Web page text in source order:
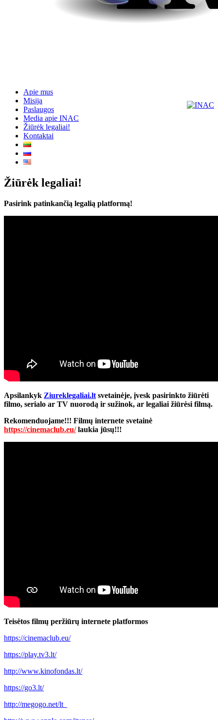
Apie mus
Misija
Paslaugos
Media apie INAC
Žiūrėk legaliai!
Kontaktai
Žiūrėk legaliai!
Pasirink patinkančią legalią platformą!
Apsilankyk Ziureklegaliai.lt svetainėje, įvesk pasirinkto žiūrėti
filmo, serialo ar TV nuorodą ir sužinok, ar legaliai žiūrėsi filmą.
Rekomenduojame!!! Filmų internete svetainė
https://cinemaclub.eu/laukia jūsų!!!
Teisėtos filmų peržiūrų internete platformos
https://cinemaclub.eu/
https://play.tv3.lt/
http://www.kinofondas.lt/
https://go3.lt/
http://megogo.net/lt